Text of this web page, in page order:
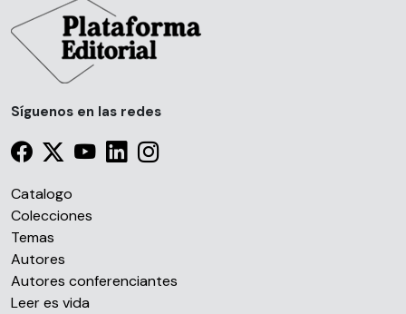
Síguenos en las redes
Catalogo
Colecciones
Temas
Autores
Autores conferenciantes
Leer es vida